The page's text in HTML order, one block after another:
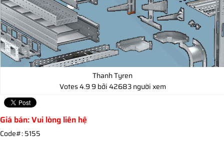
Thanh Tyren
Votes4.99bởi 42683 người xem
Giá bán: Vui lòng liên hệ
Code#:5155